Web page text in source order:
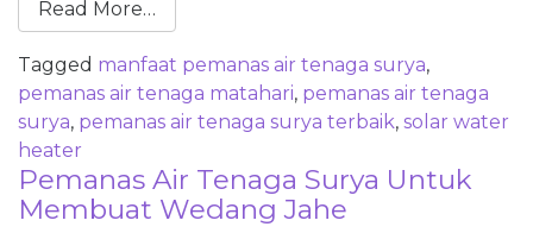
Read More…
Tagged manfaat pemanas air tenaga surya,
pemanas air tenaga matahari, pemanas air tenaga
surya, pemanas air tenaga surya terbaik, solar water
heater
Pemanas Air Tenaga Surya Untuk
Membuat Wedang Jahe